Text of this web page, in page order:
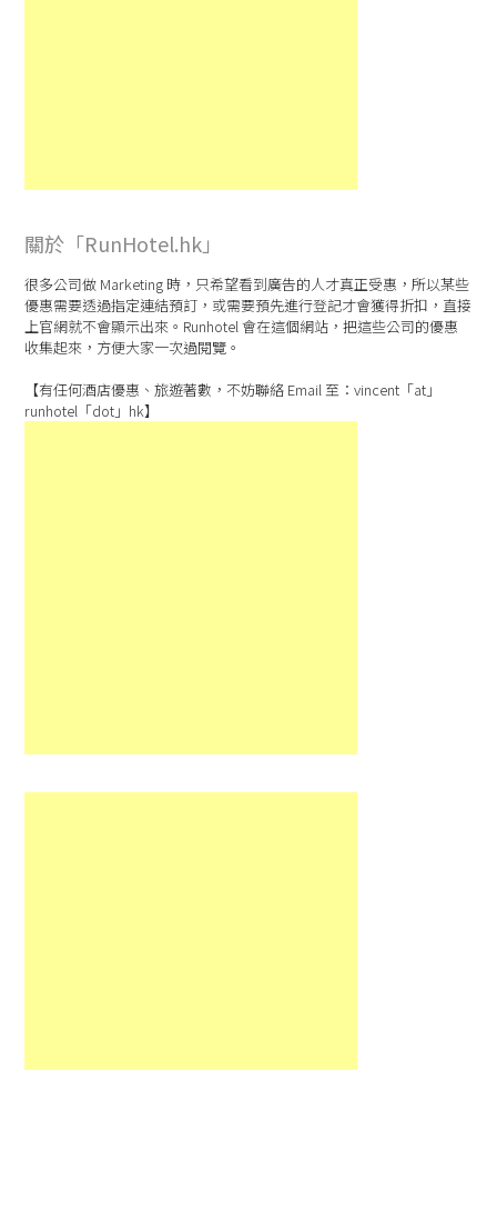
關於「RunHotel.hk」
很多公司做 Marketing 時，只希望看到廣告的人才真正受惠，所以某些
優惠需要透過指定連結預訂，或需要預先進行登記才會獲得折扣，直接
上官網就不會顯示出來。Runhotel 會在這個網站，把這些公司的優惠
收集起來，方便大家一次過閱覽。
【有任何酒店優惠、旅遊著數，不妨聯絡 Email 至：vincent「at」
runhotel「dot」hk】